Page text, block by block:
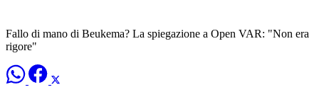
Fallo di mano di Beukema? La spiegazione a Open VAR: "Non era
rigore"